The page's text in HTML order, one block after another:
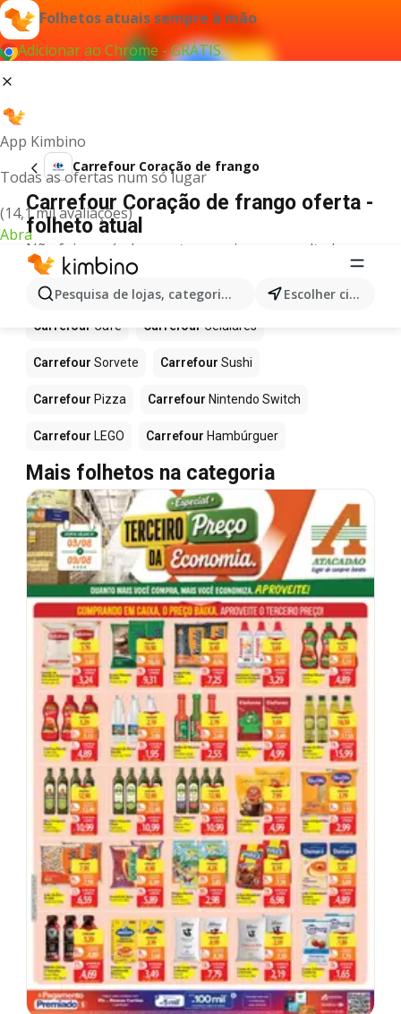
Folhetos atuais sempre à mão
Adicionar ao Chrome - GRÁTIS
App Kimbino
Todas as ofertas num só lugar
(14,1 mil avaliações)
Abra
Pesquisa de lojas, categorias,produtos... Escolher cidade
Carrefour Coração de frango
Carrefour Coração de frango oferta -
folheto atual
Não foi possível encontrar quaisquer resultados
para este termo.
Mais produtos em Carrefour
Carrefour Café Carrefour Celulares
Carrefour Sorvete Carrefour Sushi
Carrefour Pizza Carrefour Nintendo Switch
Carrefour LEGO Carrefour Hambúrguer
Mais folhetos na categoria